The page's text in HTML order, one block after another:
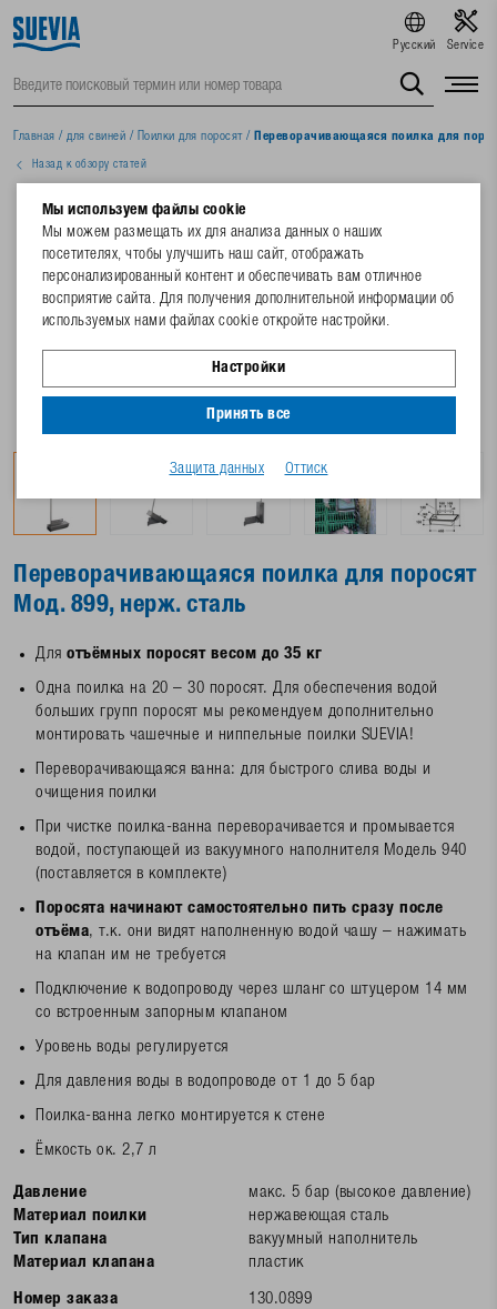
Русский Service
Главная / для свиней / Поилки для поросят/ Переворачивающаяся поилка для
Назад к обзору статей
Переворачивающаяся поилка для поросят
Мод. 899, нерж. сталь
Для отъёмных поросят весом до 35 кг
Одна поилка на 20 – 30 поросят. Для обеспечения водой
больших групп поросят мы рекомендуем дополнительно
монтировать чашечные и ниппельные поилки SUEVIA!
Переворачивающаяся ванна: для быстрого слива воды и
очищения поилки
При чистке поилка-ванна переворачивается и промывается
водой, поступающей из вакуумного наполнителя Модель 940
(поставляется в комплекте)
Поросята начинают самостоятельно пить сразу после
отъёма, т.к. они видят наполненную водой чашу – нажимать
на клапан им не требуется
Подключение к водопроводу через шланг со штуцером 14 мм
со встроенным запорным клапаном
Уровень воды регулируется
Для давления воды в водопроводе от 1 до 5 бар
Поилка-ванна легко монтируется к стене
Ёмкость ок. 2,7 л
Давление
макс. 5 бар (высокое давление)
Материал поилки
нержавеющая сталь
Тип клапана
вакуумный наполнитель
Материал клапана
пластик
Номер заказа
130.0899
Мы используем файлы cookie
Мы можем размещать их для анализа данных о наших
посетителях, чтобы улучшить наш сайт, отображать
персонализированный контент и обеспечивать вам отличное
восприятие сайта. Для получения дополнительной информации об
используемых нами файлах cookie откройте настройки.
Настройки
Принять все
Защита данных Оттиск